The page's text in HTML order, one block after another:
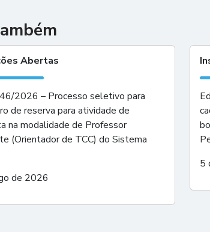
Abertas
2026 – Processo seletivo para
de reserva para atividade de
na modalidade de Professor
(Orientador de TCC) do Sistema
de 2026
5